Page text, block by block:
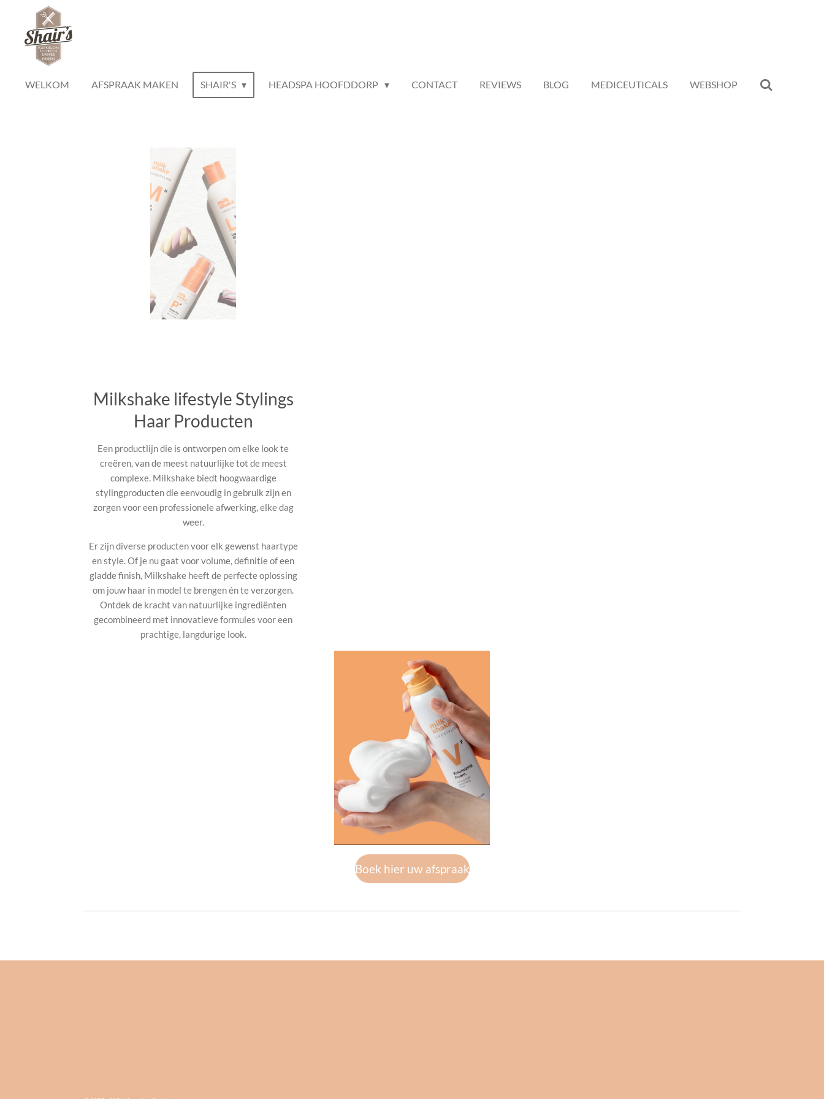
WELKOM AFSPRAAK MAKEN SHAIR'S HEADSPA HOOFDDORP CONTACT REVIEWS BLOG MEDICEUTICALS WEBSHOP
Milkshake lifestyle Stylings
Haar Producten
Een productlijn die is ontworpen om elke look te
creëren, van de meest natuurlijke tot de meest
complexe. Milkshake biedt hoogwaardige
stylingproducten die eenvoudig in gebruik zijn en
zorgen voor een professionele afwerking, elke dag
weer.
Er zijn diverse producten voor elk gewenst haartype
en style. Of je nu gaat voor volume, definitie of een
gladde finish, Milkshake heeft de perfecte oplossing
om jouw haar in model te brengen én te verzorgen.
Ontdek de kracht van natuurlijke ingrediënten
gecombineerd met innovatieve formules voor een
prachtige, langdurige look.
Boek hier uw afspraak